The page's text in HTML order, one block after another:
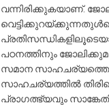
വന്നിരിക്കുകയാണ്.
പഠനത്തിനും
സമാന
സാഹചര്യത്തിൽ
പ്രാഗത്ഭ്യവും